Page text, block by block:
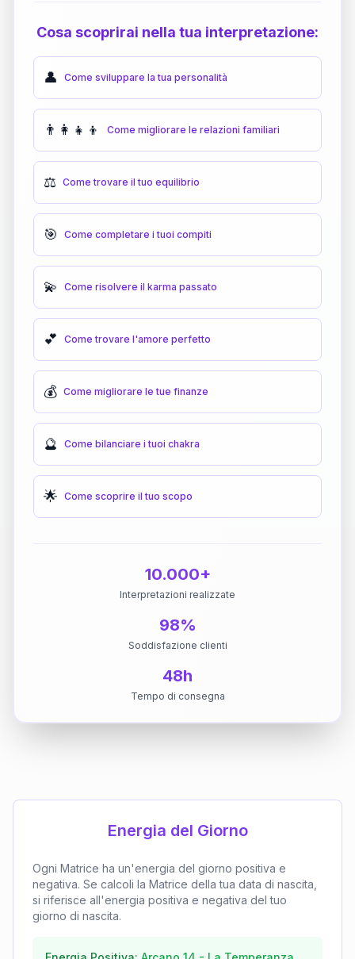
Cosa scoprirai nella tua interpretazione:
👤 Come sviluppare la tua personalità
👨‍👩‍👧‍👦 Come migliorare le relazioni familiari
⚖️ Come trovare il tuo equilibrio
🎯 Come completare i tuoi compiti
💫 Come risolvere il karma passato
💕 Come trovare l'amore perfetto
💰 Come migliorare le tue finanze
🔮 Come bilanciare i tuoi chakra
🌟 Come scoprire il tuo scopo
10.000+
Interpretazioni realizzate
98%
Soddisfazione clienti
48h
Tempo di consegna
Energia del Giorno
Ogni Matrice ha un'energia del giorno positiva e
negativa. Se calcoli la Matrice della tua data di nascita,
si riferisce all'energia positiva e negativa del tuo
giorno di nascita.